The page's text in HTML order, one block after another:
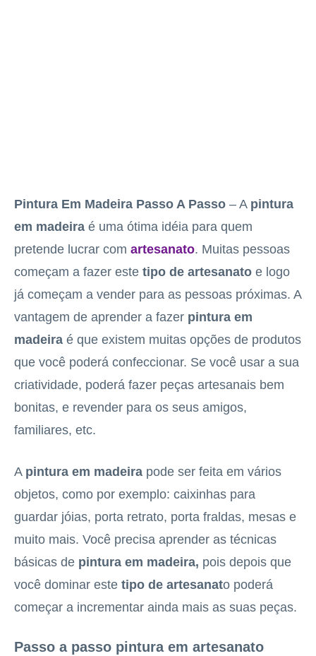
Pintura Em Madeira Passo A Passo – A pintura
em madeira é uma ótima idéia para quem
pretende lucrar com artesanato. Muitas pessoas
começam a fazer este tipo de artesanato e logo
já começam a vender para as pessoas próximas. A
vantagem de aprender a fazer pintura em
madeira é que existem muitas opções de produtos
que você poderá confeccionar. Se você usar a sua
criatividade, poderá fazer peças artesanais bem
bonitas, e revender para os seus amigos,
familiares, etc.
A pintura em madeira pode ser feita em vários
objetos, como por exemplo: caixinhas para
guardar jóias, porta retrato, porta fraldas, mesas e
muito mais. Você precisa aprender as técnicas
básicas de pintura em madeira, pois depois que
você dominar este tipo de artesanato poderá
começar a incrementar ainda mais as suas peças.
Passo a passo pintura em artesanato